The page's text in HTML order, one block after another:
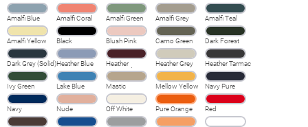
Amalfi Blue Amalfi Coral Amalfi Green Amalfi Grey Amalfi Teal
Amalfi Yellow Black Blush Pink Camo Green Dark Forest
Dark Grey (Solid)Heather Blue
Heather
Burgundy
Heather Grey
Fog
Heather Tarmac
Ivy Green Lake Blue Mastic Mellow Yellow Navy Pure
Navy Nude Off White Pure Orange Red